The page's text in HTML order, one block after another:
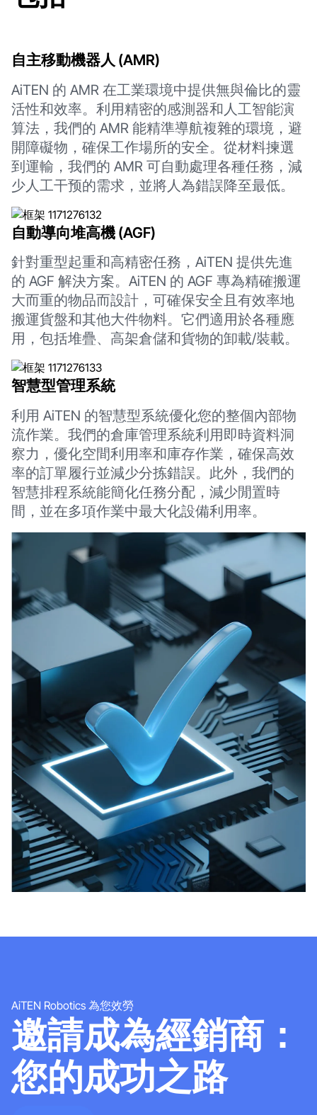
自主移動機器人 (AMR)
AiTEN 的 AMR 在工業環境中提供無與倫比的靈
活性和效率。利用精密的感測器和人工智能演
算法，我們的 AMR 能精準導航複雜的環境，避
開障礙物，確保工作場所的安全。從材料揀選
到運輸，我們的 AMR 可自動處理各種任務，減
少人工干预的需求，並將人為錯誤降至最低。
自動導向堆高機 (AGF)
針對重型起重和高精密任務，AiTEN 提供先進
的 AGF 解決方案。AiTEN 的 AGF 專為精確搬運
大而重的物品而設計，可確保安全且有效率地
搬運貨盤和其他大件物料。它們適用於各種應
用，包括堆疊、高架倉儲和貨物的卸載/裝載。
智慧型管理系統
利用 AiTEN 的智慧型系統優化您的整個內部物
流作業。我們的倉庫管理系統利用即時資料洞
察力，優化空間利用率和庫存作業，確保高效
率的訂單履行並減少分拣錯誤。此外，我們的
智慧排程系統能簡化任務分配，減少閒置時
間，並在多項作業中最大化設備利用率。
AiTEN Robotics 為您效勞
邀請成為經銷商：
您的成功之路